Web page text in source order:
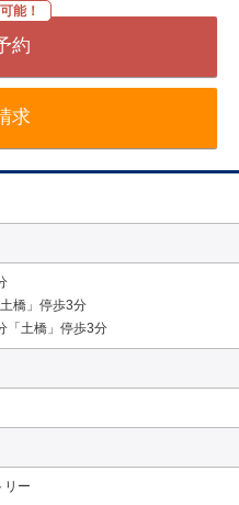
能！
約
求
橋」停歩3分
「土橋」停歩3分
リー